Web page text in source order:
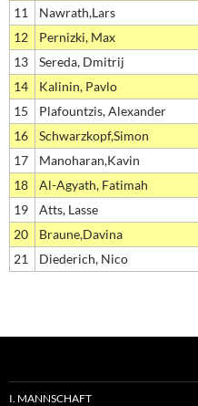
11
Nawrath,Lars
12
Pernizki, Max
13
Sereda, Dmitrij
14
Kalinin, Pavlo
15
Plafountzis, Alexander
16
Schwarzkopf,Simon
17
Manoharan,Kavin
18
Al-Agyath, Fatimah
19
Atts, Lasse
20
Braune,Davina
21
Diederich, Nico
I. MANNSCHAFT